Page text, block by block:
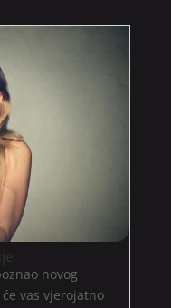
novog
vas vjerojatno